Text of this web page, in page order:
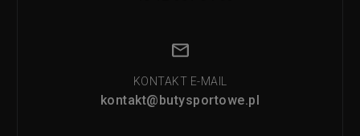
KONTAKT E-MAIL
kontakt@butysportowe.pl